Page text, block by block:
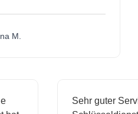
M.
Sehr guter